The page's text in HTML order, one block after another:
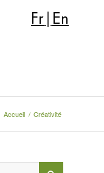
Fr En
Accueil / Créativité